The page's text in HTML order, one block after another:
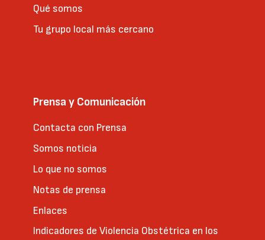
Qué somos
Tu grupo local más cercano
Prensa y Comunicación
Contacta con Prensa
Somos noticia
Lo que no somos
Notas de prensa
Enlaces
Indicadores de Violencia Obstétrica en los